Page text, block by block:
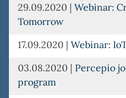
29.09.2020 | Webinar:
Tomorrow
17.09.2020 | Webinar:
03.08.2020 | Percepio
program